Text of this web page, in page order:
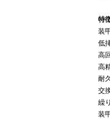
特
装
低
高
高
耐
交
繰
装